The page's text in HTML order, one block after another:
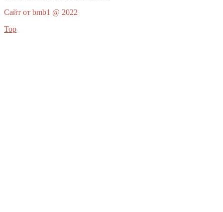
Сайт от bmb1 @ 2022
Top